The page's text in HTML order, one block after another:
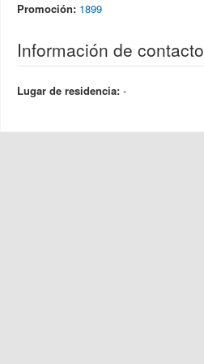
Promoción: 1899
Información de contacto
Lugar de residencia: -